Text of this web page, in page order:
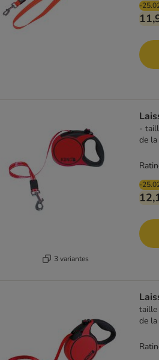
-
3 variantes
-
de
-
taille
de